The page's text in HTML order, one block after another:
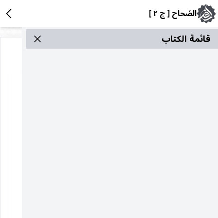
الصّحاح [ ج ٢ ]
قائمة الکتاب